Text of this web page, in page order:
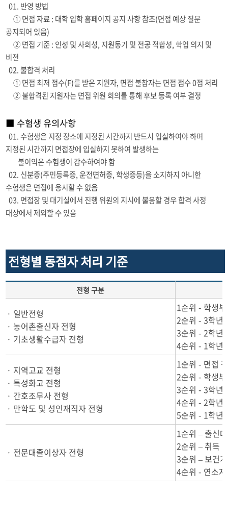
01. 반영 방법
① 면접 자료 : 대학 입학 홈페이지 공지 사항 참조(면접 예상 질문
공지되어 있음)
② 면접 기준 : 인성 및 사회성, 지원동기 및 전공 적합성, 학업 의지 및
비전
02. 불합격 처리
① 면접 최저 점수(F)를 받은 지원자, 면접 불참자는 면접 점수 0점 처리
② 불합격된 지원자는 면접 위원 회의를 통해 후보 등록 여부 결정
■ 수험생 유의사항
01. 수험생은 지정 장소에 지정된 시간까지 반드시 입실하여야 하며
지정된 시간까지 면접장에 입실하지 못하여 발생하는
불이익은 수험생이 감수하여야 함
02. 신분증(주민등록증, 운전면허증, 학생증등)을 소지하지 아니한
수험생은 면접에 응시할 수 없음
03. 면접장 및 대기실에서 진행 위원의 지시에 불응할 경우 합격 사정
대상에서 제외할 수 있음
전형별 동점자 처리 기준
전형 구분
· 일반전형
· 농어촌출신자 전형
· 기초생활수급자 전형
1순위 - 학생
2순위 - 3학년
3순위 - 2학년
4순위 - 1학년
· 지역고교 전형
· 특성화고 전형
· 간호조무사 전형
· 만학도 및 성인재직자 전형
1순위 - 면접
2순위 - 학생
3순위 - 3학년
4순위 - 2학년
5순위 - 1학년
· 전문대졸이상자 전형
1순위 – 출신
2순위 – 취득
3순위 – 보건
4순위 - 연소자